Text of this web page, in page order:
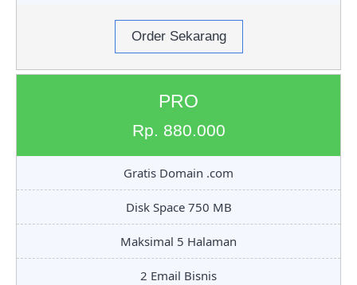
Order Sekarang
PRO
Rp. 880.000
Gratis Domain .com
Disk Space 750 MB
Maksimal 5 Halaman
2 Email Bisnis